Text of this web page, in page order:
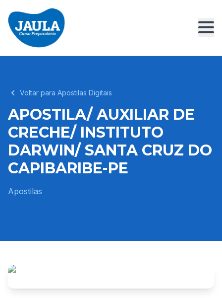
Voltar para Apostilas Digitais
APOSTILA/ AUXILIAR DE
CRECHE/ INSTITUTO
DARWIN/ SANTA CRUZ DO
CAPIBARIBE-PE
Apostilas